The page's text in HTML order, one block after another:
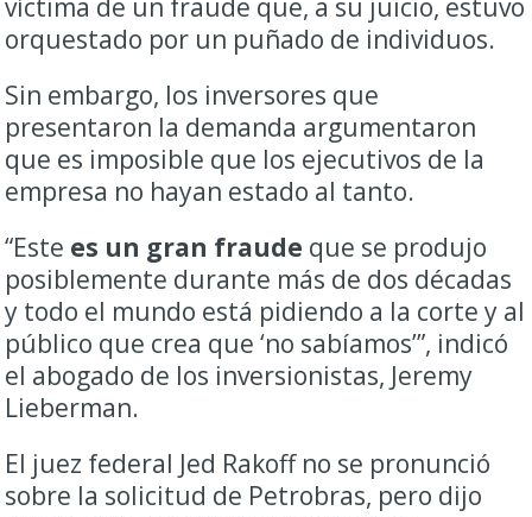
víctima de un fraude que, a su juicio, estuvo
orquestado por un puñado de individuos.
Sin embargo, los inversores que
presentaron la demanda argumentaron
que es imposible que los ejecutivos de la
empresa no hayan estado al tanto.
“Este es un gran fraude que se produjo
posiblemente durante más de dos décadas
y todo el mundo está pidiendo a la corte y al
público que crea que ‘no sabíamos’”, indicó
el abogado de los inversionistas, Jeremy
Lieberman.
El juez federal Jed Rakoff no se pronunció
sobre la solicitud de Petrobras, pero dijo